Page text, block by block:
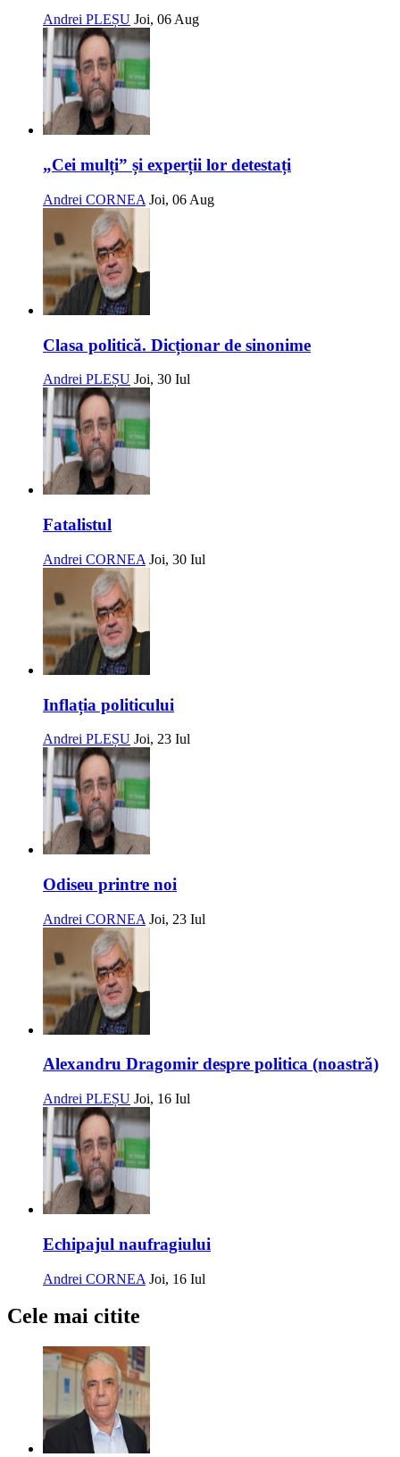
Andrei PLEȘU Joi, 06 Aug
„Cei mulți” și experții lor detestați
Andrei CORNEA Joi, 06 Aug
Clasa politică. Dicționar de sinonime
Andrei PLEȘU Joi, 30 Iul
Fatalistul
Andrei CORNEA Joi, 30 Iul
Inflația politicului
Andrei PLEȘU Joi, 23 Iul
Odiseu printre noi
Andrei CORNEA Joi, 23 Iul
Alexandru Dragomir despre politica (noastră)
Andrei PLEȘU Joi, 16 Iul
Echipajul naufragiului
Andrei CORNEA Joi, 16 Iul
Cele mai citite